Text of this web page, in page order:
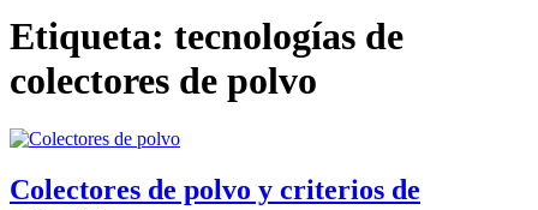
Etiqueta: tecnologías de
colectores de polvo
Colectores de polvo y criterios de